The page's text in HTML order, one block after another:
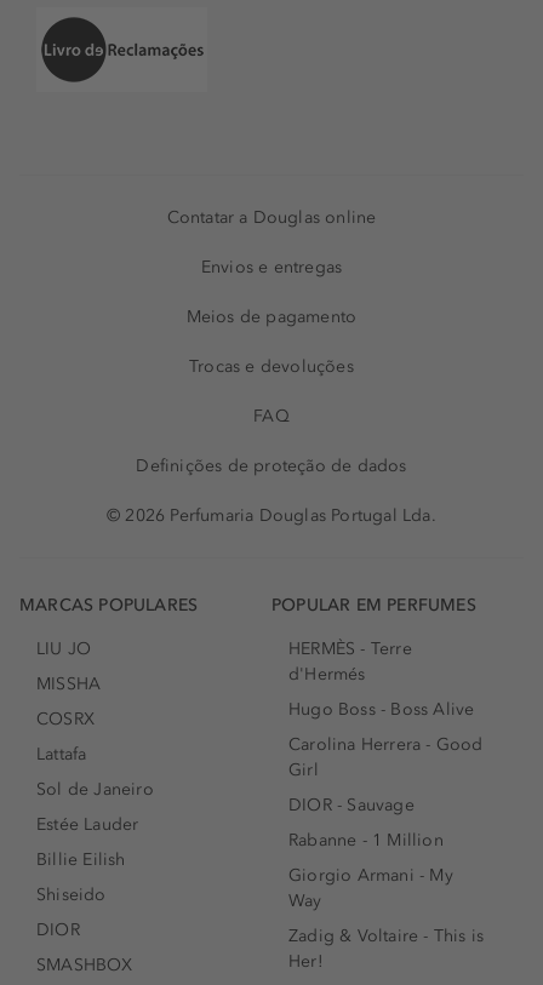
Contatar a Douglas online
Envios e entregas
Meios de pagamento
Trocas e devoluções
FAQ
Definições de proteção de dados
© 2026 Perfumaria Douglas Portugal Lda.
MARCAS POPULARES
LIU JO
MISSHA
COSRX
Lattafa
Sol de Janeiro
Estée Lauder
Billie Eilish
Shiseido
DIOR
SMASHBOX
POPULAR EM PERFUMES
HERMÈS - Terre
d'Hermés
Hugo Boss - Boss Alive
Carolina Herrera - Good
Girl
DIOR - Sauvage
Rabanne - 1 Million
Giorgio Armani - My
Way
Zadig & Voltaire - This is
Her!